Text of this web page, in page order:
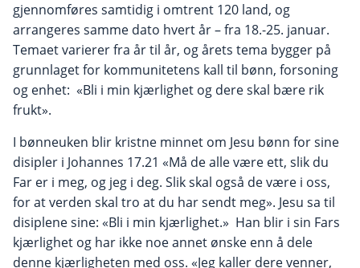
gjennomføres samtidig i omtrent 120 land, og
arrangeres samme dato hvert år – fra 18.-25. januar.
Temaet varierer fra år til år, og årets tema bygger på
grunnlaget for kommunitetens kall til bønn, forsoning
og enhet: «Bli i min kjærlighet og dere skal bære rik
frukt».
I bønneuken blir kristne minnet om Jesu bønn for sine
disipler i Johannes 17.21 «Må de alle være ett, slik du
Far er i meg, og jeg i deg. Slik skal også de være i oss,
for at verden skal tro at du har sendt meg». Jesu sa til
disiplene sine: «Bli i min kjærlighet.» Han blir i sin Fars
kjærlighet og har ikke noe annet ønske enn å dele
denne kjærligheten med oss. «Jeg kaller dere venner,